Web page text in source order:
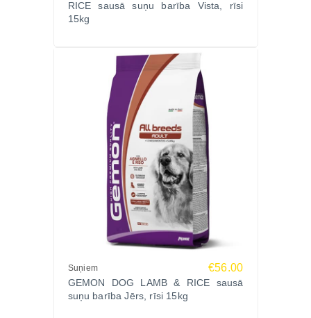
kvalitātes standartus.
Graudaugi (rīsi 5%), gaļa un dzīvnieku izcelsmes
produkti 22% (svaiga vistas gaļa 10%, hondroitīna
sulfāts 0,04%), eļļas un tauki, augu izcelsmes
produkti (biešu mīkstums 2%, frukto-oligosaharīdi
FOS 1%, yucca schidigera 0,1%), raugi (alus raugs
1%), minerālvielas, mīkstmieši un vēžveidīgie
(glikozamīns 0,057%).
Analītiskās sastāvdaļas
Kopproteīni 24%, koptauki 12%, koppelni 6,8%,
kopšķiedrvielas 2,5%.
Monge, Itālija – viens no vadošajiem Eiropas
dzīvnieku barības ražotājiem, kas izceļas ar
augstākās kvalitātes sastāvdaļām, rūpīgu receptūru
RICE sausā suņu barība Vista, rīsi
15kg
Suņiem €56.00
GEMON DOG LAMB & RICE sausā
suņu barība Jērs, rīsi 15kg